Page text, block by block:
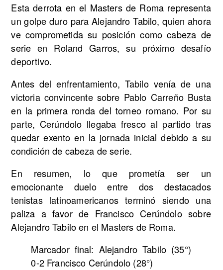
Esta derrota en el Masters de Roma representa
un golpe duro para Alejandro Tabilo, quien ahora
ve comprometida su posición como cabeza de
serie en Roland Garros, su próximo desafío
deportivo.
Antes del enfrentamiento, Tabilo venía de una
victoria convincente sobre Pablo Carreño Busta
en la primera ronda del torneo romano. Por su
parte, Cerúndolo llegaba fresco al partido tras
quedar exento en la jornada inicial debido a su
condición de cabeza de serie.
En resumen, lo que prometía ser un
emocionante duelo entre dos destacados
tenistas latinoamericanos terminó siendo una
paliza a favor de Francisco Cerúndolo sobre
Alejandro Tabilo en el Masters de Roma.
Marcador final: Alejandro Tabilo (35°)
0-2 Francisco Cerúndolo (28°)